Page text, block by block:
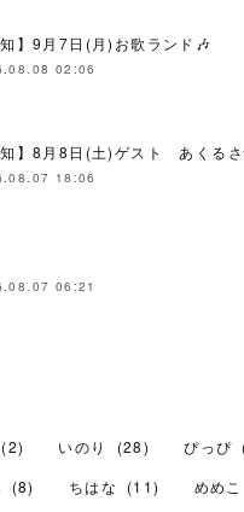
知】9月7日(月)お歌ランド🎶
02:06
知】8月8日(土)ゲスト あくる
18:06
06:21
(2) いのり (28) ぴっぴ
(8) ちはな (11) めめこ